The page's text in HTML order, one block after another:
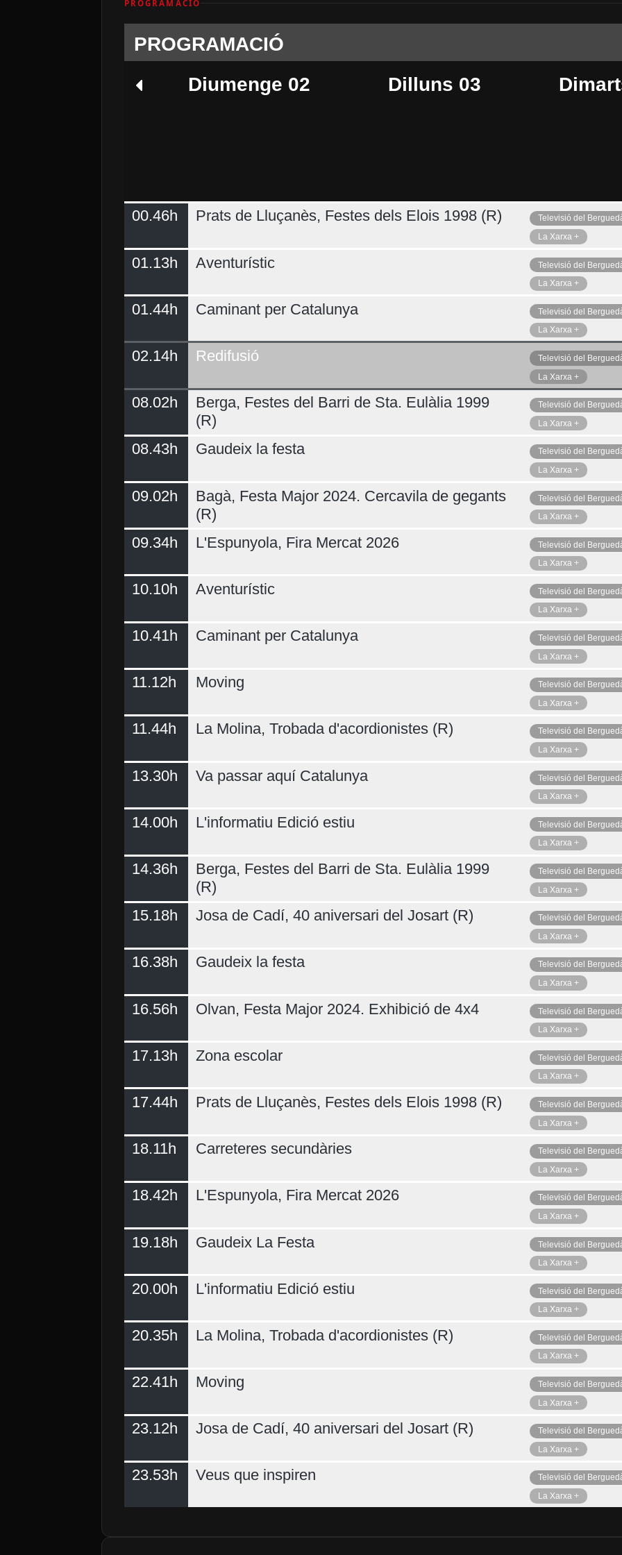
PROGRAMACIÓ
PROGRAMACIÓ
Diumenge 02
Dilluns 03
Dimecres 05 Dijous 06 Ahir
Demà
00.46h Prats de Lluçanès, Festes dels Elois 1998 (R)
Televisió del
La Xarxa +
01.13h Aventurístic
Televisió del
La Xarxa +
01.44h Caminant per Catalunya
Televisió del
La Xarxa +
02.14h Redifusió
Televisió del
La Xarxa +
08.02h
Berga, Festes del Barri de Sta. Eulàlia 1999
(R)
Televisió del
La Xarxa +
08.43h Gaudeix la festa
Televisió del
La Xarxa +
09.02h
Bagà, Festa Major 2024. Cercavila de gegants
(R)
Televisió del
La Xarxa +
09.34h L'Espunyola, Fira Mercat 2026
Televisió del
La Xarxa +
10.10h Aventurístic
Televisió del
La Xarxa +
10.41h Caminant per Catalunya
Televisió del
La Xarxa +
11.12h Moving
Televisió del
La Xarxa +
11.44h La Molina, Trobada d'acordionistes (R)
Televisió del
La Xarxa +
13.30h Va passar aquí Catalunya
Televisió del
La Xarxa +
14.00h L'informatiu Edició estiu
Televisió del
La Xarxa +
14.36h
Berga, Festes del Barri de Sta. Eulàlia 1999
(R)
Televisió del
La Xarxa +
15.18h Josa de Cadí, 40 aniversari del Josart (R)
Televisió del
La Xarxa +
16.38h Gaudeix la festa
Televisió del
La Xarxa +
16.56h Olvan, Festa Major 2024. Exhibició de 4x4
Televisió del
La Xarxa +
17.13h Zona escolar
Televisió del
La Xarxa +
17.44h Prats de Lluçanès, Festes dels Elois 1998 (R)
Televisió del
La Xarxa +
18.11h Carreteres secundàries
Televisió del
La Xarxa +
18.42h L'Espunyola, Fira Mercat 2026
Televisió del
La Xarxa +
19.18h Gaudeix La Festa
Televisió del
La Xarxa +
20.00h L'informatiu Edició estiu
Televisió del
La Xarxa +
20.35h La Molina, Trobada d'acordionistes (R)
Televisió del
La Xarxa +
22.41h Moving
Televisió del
La Xarxa +
23.12h Josa de Cadí, 40 aniversari del Josart (R)
Televisió del
La Xarxa +
23.53h Veus que inspiren
Televisió del
La Xarxa +